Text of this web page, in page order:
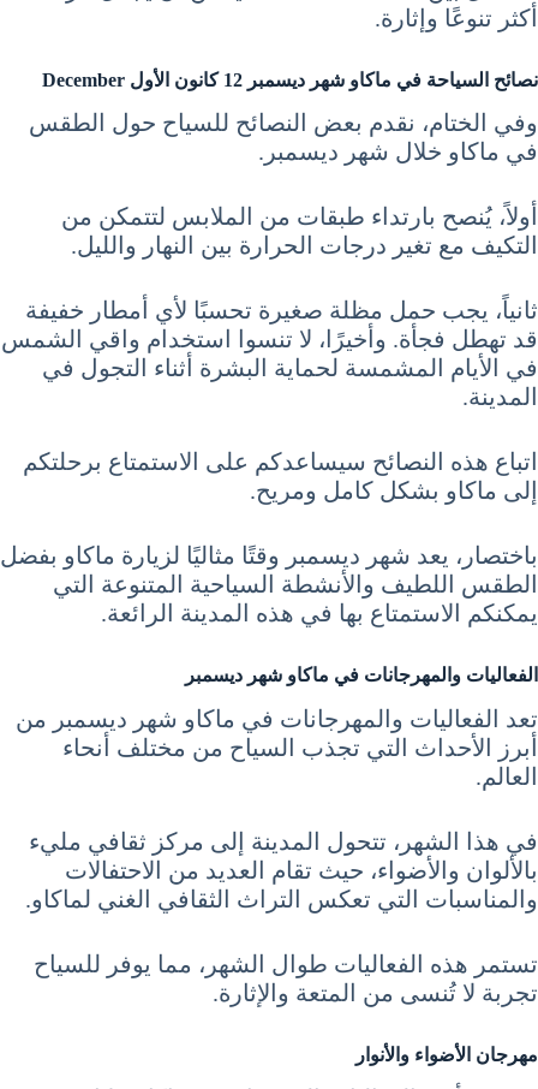
أكثر تنوعًا وإثارة.
نصائح السياحة في ماكاو شهر ديسمبر 12 كانون الأول December
وفي الختام، نقدم بعض النصائح للسياح حول الطقس
في ماكاو خلال شهر ديسمبر.
أولاً، يُنصح بارتداء طبقات من الملابس لتتمكن من
التكيف مع تغير درجات الحرارة بين النهار والليل.
ثانياً، يجب حمل مظلة صغيرة تحسبًا لأي أمطار خفيفة
قد تهطل فجأة. وأخيرًا، لا تنسوا استخدام واقي الشمس
في الأيام المشمسة لحماية البشرة أثناء التجول في
المدينة.
اتباع هذه النصائح سيساعدكم على الاستمتاع برحلتكم
إلى ماكاو بشكل كامل ومريح.
باختصار، يعد شهر ديسمبر وقتًا مثاليًا لزيارة ماكاو بفضل
الطقس اللطيف والأنشطة السياحية المتنوعة التي
يمكنكم الاستمتاع بها في هذه المدينة الرائعة.
الفعاليات والمهرجانات في ماكاو شهر ديسمبر
تعد الفعاليات والمهرجانات في ماكاو شهر ديسمبر من
أبرز الأحداث التي تجذب السياح من مختلف أنحاء
العالم.
في هذا الشهر، تتحول المدينة إلى مركز ثقافي مليء
بالألوان والأضواء، حيث تقام العديد من الاحتفالات
والمناسبات التي تعكس التراث الثقافي الغني لماكاو.
تستمر هذه الفعاليات طوال الشهر، مما يوفر للسياح
تجربة لا تُنسى من المتعة والإثارة.
مهرجان الأضواء والأنوار